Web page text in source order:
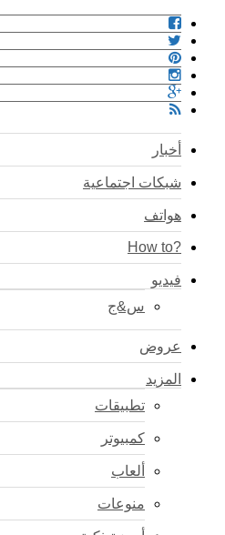
أخبار
شبكات اجتماعية
هواتف
?How to
فيديو
س&ج
عروض
المزيد
تطبيقات
كمبيوتر
ألعاب
منوعات